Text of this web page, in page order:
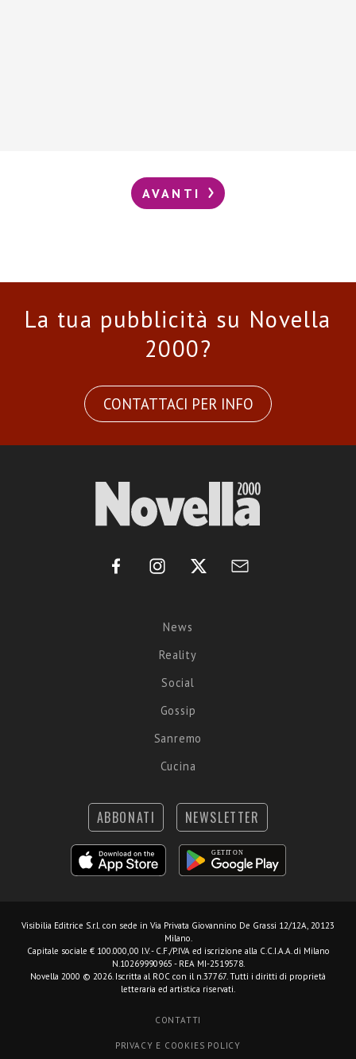
AVANTI
La tua pubblicità su Novella
2000?
CONTATTACI PER INFO
News
Reality
Social
Gossip
Sanremo
Cucina
ABBONATI NEWSLETTER
Visibilia Editrice S.r.l. con sede in Via Privata Giovannino De Grassi 12/12A, 20123
Milano.
Capitale sociale € 100.000,00 I.V. - C.F./P.IVA ed iscrizione alla C.C.I.A.A. di Milano
N.10269990965 - REA MI-2519578.
Novella 2000 © 2026. Iscritta al ROC con il n.37767. Tutti i diritti di proprietà
letteraria ed artistica riservati.
CONTATTI
PRIVACY E COOKIES POLICY